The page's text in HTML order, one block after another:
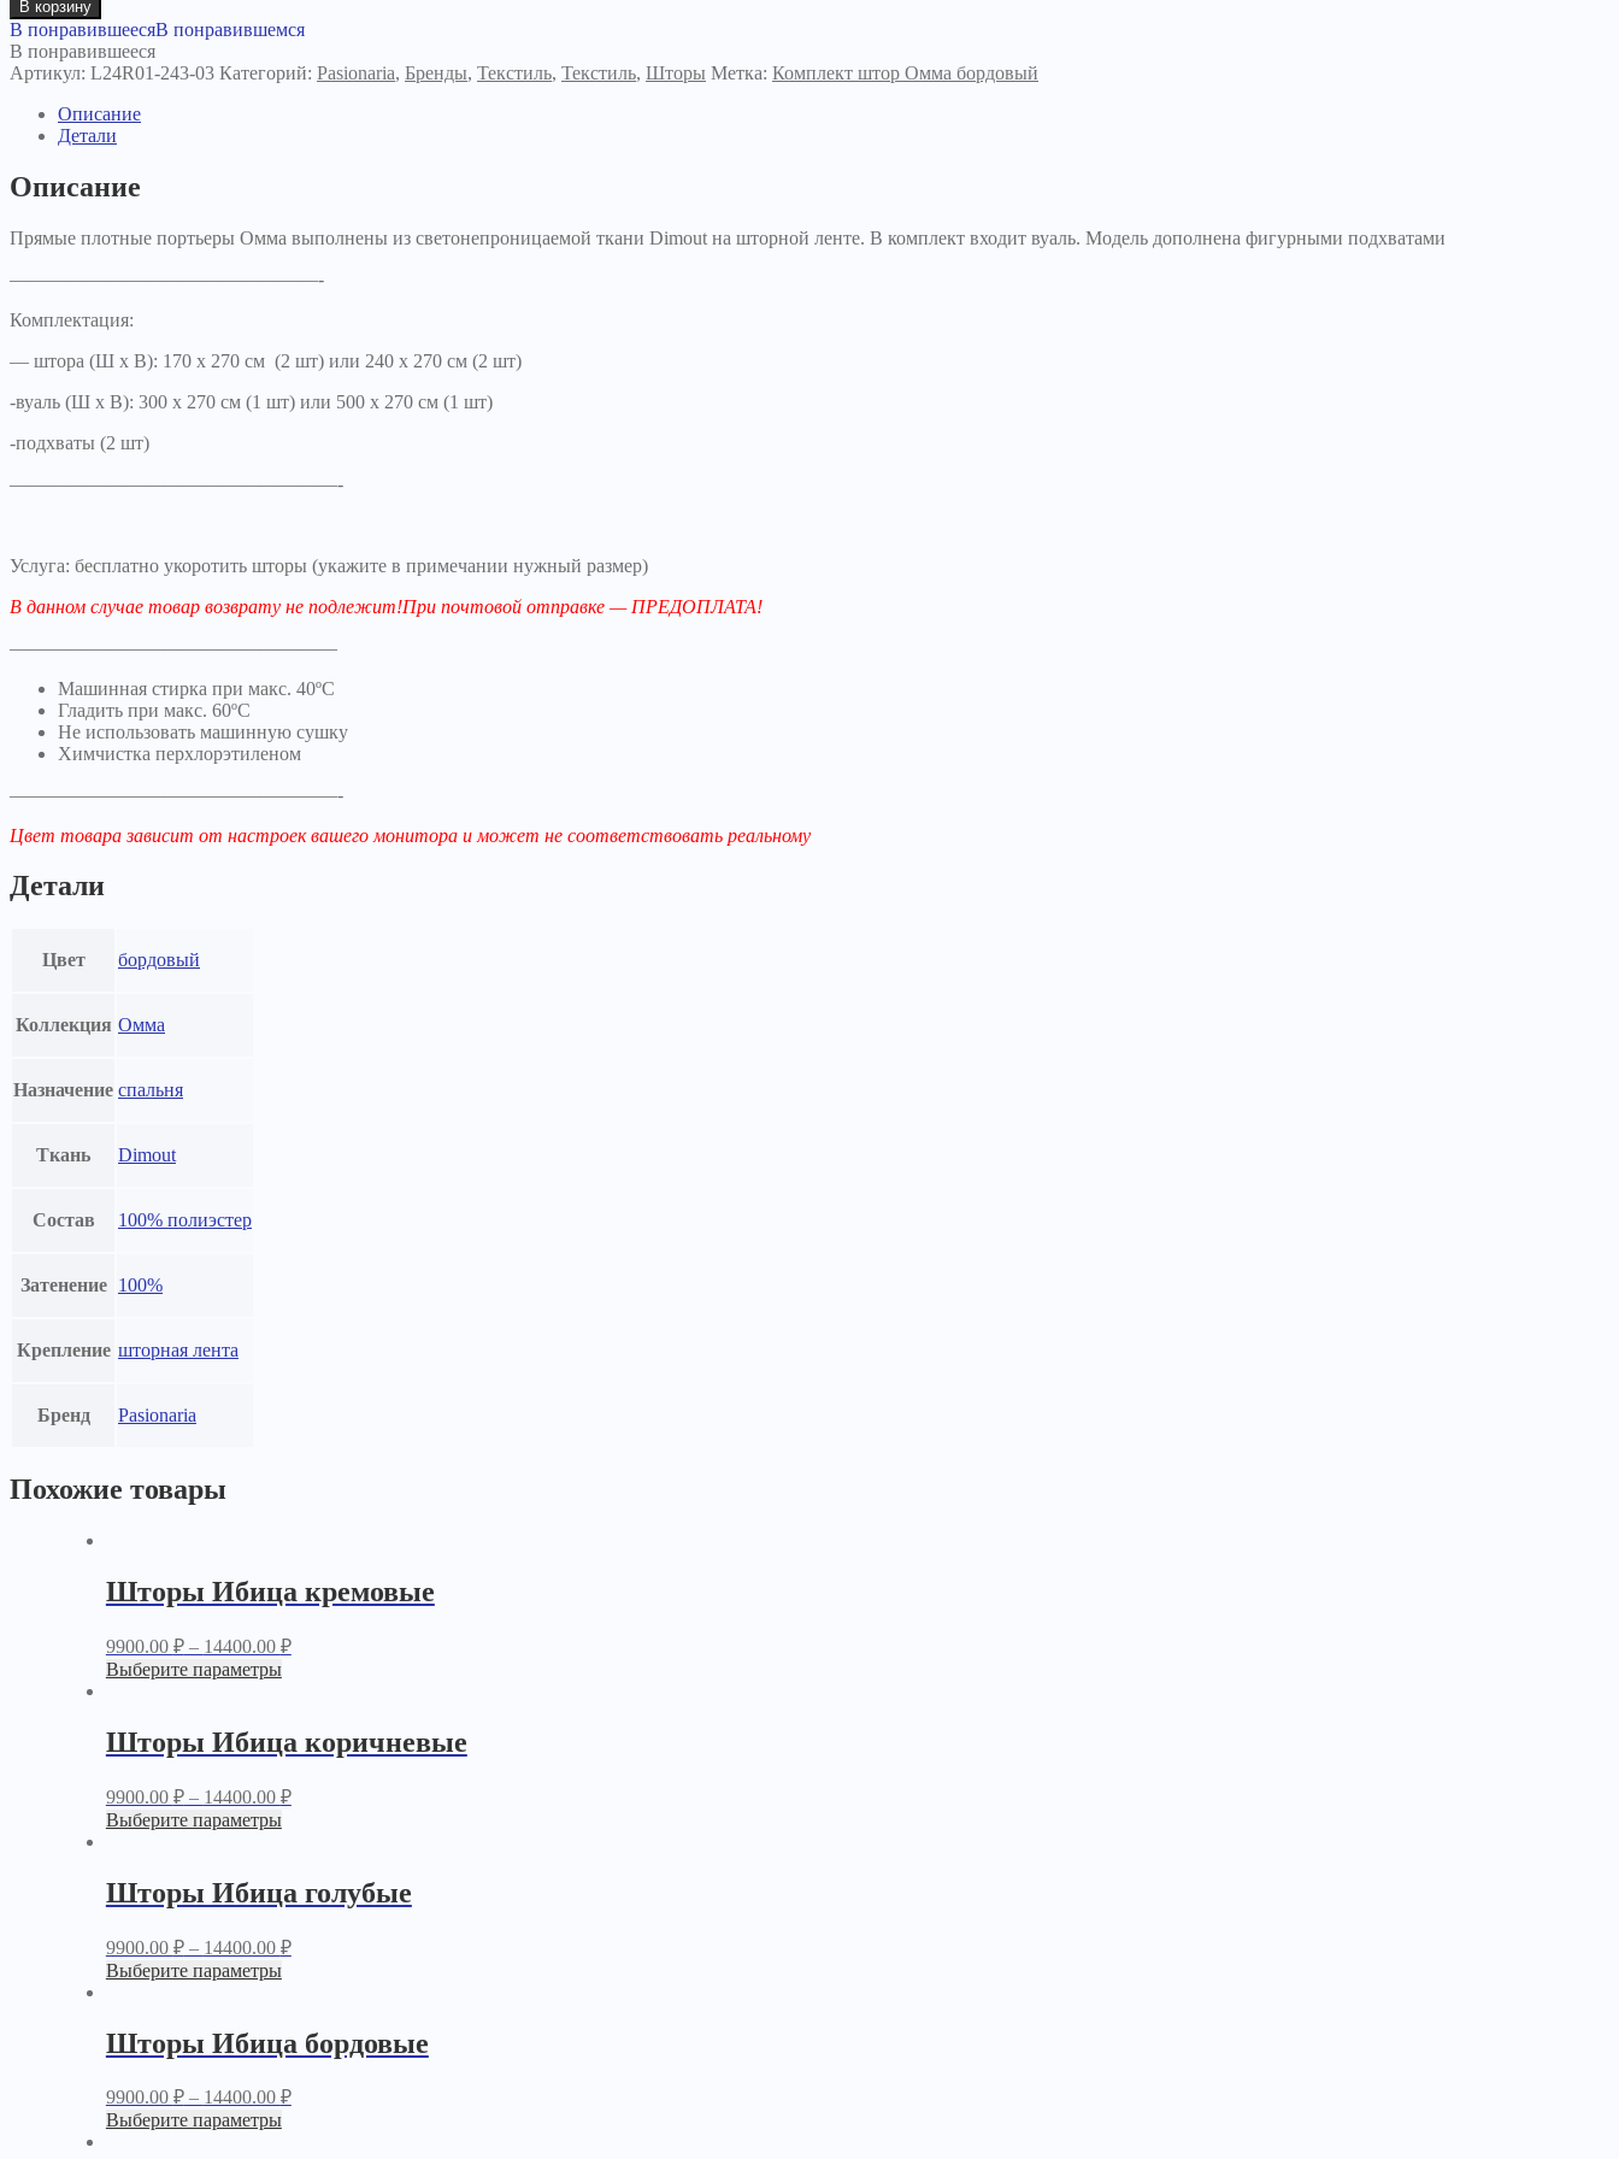
Комплект
штор
Омма
бордовый
В корзину
В понравившеесяВ понравившемся
В понравившееся
Артикул: L24R01-243-03 Категорий: Pasionaria, Бренды, Текстиль, Текстиль, Шторы Метка: Комплект штор Омма бордовый
Описание
Детали
Описание
Прямые плотные портьеры Омма выполнены из светонепроницаемой ткани Dimout на шторной ленте. В комплект входит вуаль. Модель дополнена фигурными подхватами
————————————————-
Комплектация:
— штора (Ш х В): 170 х 270 см (2 шт) или 240 х 270 см (2 шт)
-вуаль (Ш х В): 300 х 270 см (1 шт) или 500 х 270 см (1 шт)
-подхваты (2 шт)
—————————————————-
Услуга: бесплатно укоротить шторы (укажите в примечании нужный размер)
В данном случае товар возврату не подлежит!При почтовой отправке — ПРЕДОПЛАТА!
—————————————————
Машинная стирка при макс. 40ºC
Гладить при макс. 60ºC
Не использовать машинную сушку
Химчистка перхлорэтиленом
—————————————————-
Цвет товара зависит от настроек вашего монитора и может не соответствовать реальному
Детали
Цвет бордовый
Коллекция Омма
Назначение спальня
Ткань Dimout
Состав 100% полиэстер
Затенение 100%
Крепление шторная лента
Бренд Pasionaria
Похожие товары
Шторы Ибица кремовые
9900.00 ₽– 14400.00 ₽
Выберите параметры
Шторы Ибица коричневые
9900.00 ₽– 14400.00 ₽
Выберите параметры
Шторы Ибица голубые
9900.00 ₽– 14400.00 ₽
Выберите параметры
Шторы Ибица бордовые
9900.00 ₽– 14400.00 ₽
Выберите параметры